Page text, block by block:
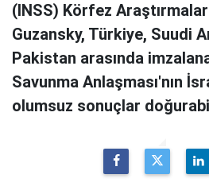
(INSS) Körfez
Guzansky, Türkiye, Suudi
Pakistan arasında
Savunma Anlaşması'nın
olumsuz sonuçlar